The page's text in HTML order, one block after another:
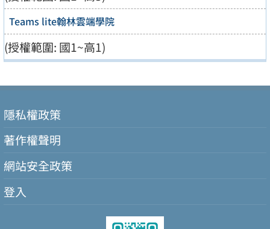
Teams lite翰林雲端學院
(授權範圍: 國1~高1)
隱私權政策
著作權聲明
網站安全政策
登入